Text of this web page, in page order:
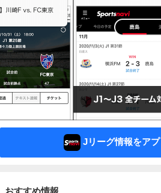
Jリーグ情報をア
おすすめ情報